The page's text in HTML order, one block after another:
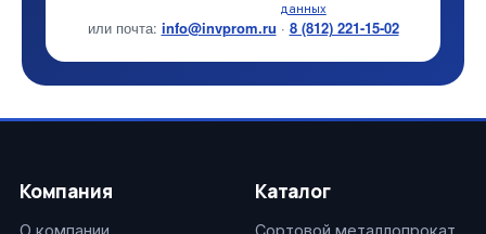
данных
или почта: info@invprom.ru · 8 (812) 221-15-02
Компания
О компании
Каталог
Сортовой металлопрокат